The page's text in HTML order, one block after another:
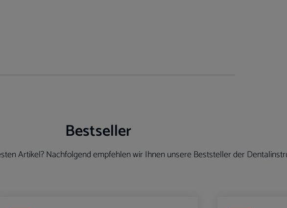
Bestseller
Artikel? Nachfolgend empfehlen wir Ihnen unsere Beststeller der